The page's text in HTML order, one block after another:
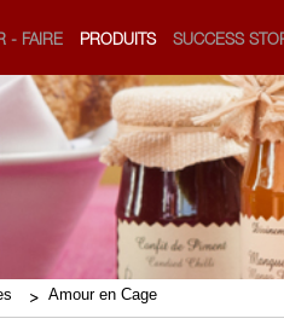
- FAIRE PRODUITS SUCCESS
Amour en Cage